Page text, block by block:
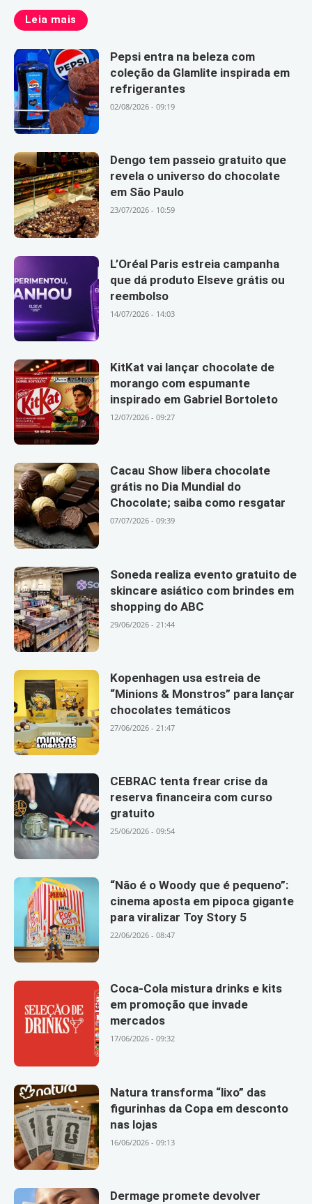
Leia mais
Pepsi entra na beleza com
coleção da Glamlite inspirada em
refrigerantes
02/08/2026 - 09:19
Dengo tem passeio gratuito que
revela o universo do chocolate
em São Paulo
23/07/2026 - 10:59
L’Oréal Paris estreia campanha
que dá produto Elseve grátis ou
reembolso
14/07/2026 - 14:03
KitKat vai lançar chocolate de
morango com espumante
inspirado em Gabriel Bortoleto
12/07/2026 - 09:27
Cacau Show libera chocolate
grátis no Dia Mundial do
Chocolate; saiba como resgatar
07/07/2026 - 09:39
Soneda realiza evento gratuito de
skincare asiático com brindes em
shopping do ABC
29/06/2026 - 21:44
Kopenhagen usa estreia de
“Minions & Monstros” para lançar
chocolates temáticos
27/06/2026 - 21:47
CEBRAC tenta frear crise da
reserva financeira com curso
gratuito
25/06/2026 - 09:54
“Não é o Woody que é pequeno”:
cinema aposta em pipoca gigante
para viralizar Toy Story 5
22/06/2026 - 08:47
Coca-Cola mistura drinks e kits
em promoção que invade
mercados
17/06/2026 - 09:32
Natura transforma “lixo” das
figurinhas da Copa em desconto
nas lojas
16/06/2026 - 09:13
Dermage promete devolver